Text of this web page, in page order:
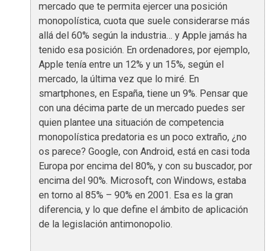
mercado que te permita ejercer una posición
monopolística, cuota que suele considerarse más
allá del 60% según la industria… y Apple jamás ha
tenido esa posición. En ordenadores, por ejemplo,
Apple tenía entre un 12% y un 15%, según el
mercado, la última vez que lo miré. En
smartphones, en España, tiene un 9%. Pensar que
con una décima parte de un mercado puedes ser
quien plantee una situación de competencia
monopolística predatoria es un poco extraño, ¿no
os parece? Google, con Android, está en casi toda
Europa por encima del 80%, y con su buscador, por
encima del 90%. Microsoft, con Windows, estaba
en torno al 85% – 90% en 2001. Esa es la gran
diferencia, y lo que define el ámbito de aplicación
de la legislación antimonopolio.